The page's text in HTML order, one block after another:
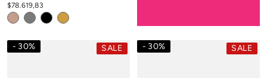
$78 619,83
30% SALE 30% SALE